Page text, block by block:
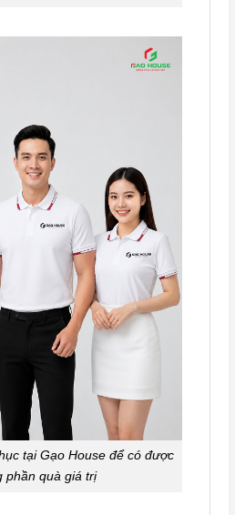
tại Gạo House để có được
phần quà giá trị